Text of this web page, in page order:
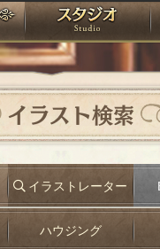
アトリエ
イラスト検索
イラストレーター
ハウジング